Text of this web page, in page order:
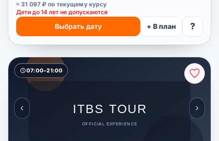
≈ 31 097 ₽ по текущему курсу
Дети до 14 лет не допускаются
Выбрать дату + В план ?
07:00–21:00